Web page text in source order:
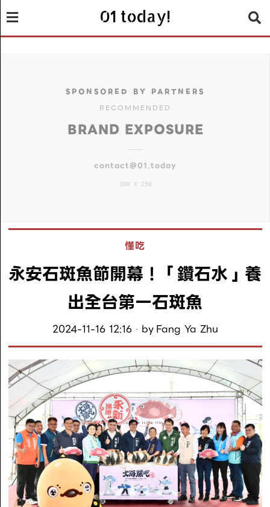
01 today!
SPONSORED BY PARTNERS
RECOMMENDED
BRAND EXPOSURE
contact@01.today
300 X 250
懂吃
永安石斑魚節開幕！「鑽石水」養
出全台第一石斑魚
2024-11-16 12:16 by Fang Ya Zhu